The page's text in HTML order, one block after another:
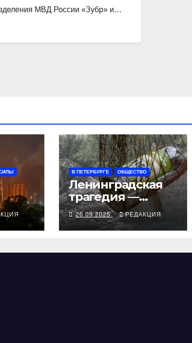
МВД России «Зубр» и…
В ПЕТЕРБУРГЕ ОБЩЕСТВО
Ленинградская
трагедия —
серия смертей от
алкосуррогата
26.09.2025 РЕДАКЦИЯ